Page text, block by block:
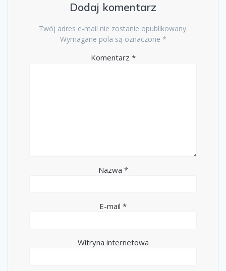
Dodaj komentarz
Twój adres e-mail nie zostanie opublikowany.
Wymagane pola są oznaczone *
Komentarz *
Nazwa *
E-mail *
Witryna internetowa